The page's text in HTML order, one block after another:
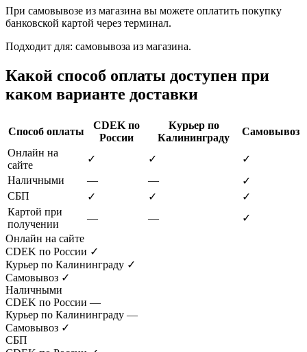
При самовывозе из магазина вы можете оплатить покупку
банковской картой через терминал.
Подходит для: самовывоза из магазина.
Какой способ оплаты доступен при
каком варианте доставки
Способ оплаты
CDEK по
России
Курьер по
Калининграду
Самовывоз
Онлайн на
сайте
✓ ✓
✓
Наличными
— —
✓
СБП
✓ ✓
✓
Картой при
получении
— —
✓
Онлайн на сайте
CDEK по России ✓
Курьер по Калининграду ✓
Самовывоз ✓
Наличными
CDEK по России —
Курьер по Калининграду —
Самовывоз ✓
СБП